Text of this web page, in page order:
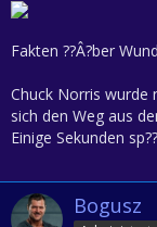
Fakten ??Â?ber
Chuck Norris wurde
sich den Weg aus
Einige Sekunden
Bogusz